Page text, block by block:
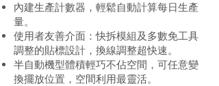
內建生產計數器，輕鬆自動計算每日生產
量。
使用者友善介面：快拆模組及多數免工具
調整的貼標設計，換線調整超快速。
半自動機型體積輕巧不佔空間，可任意變
換擺放位置，空間利用最靈活。